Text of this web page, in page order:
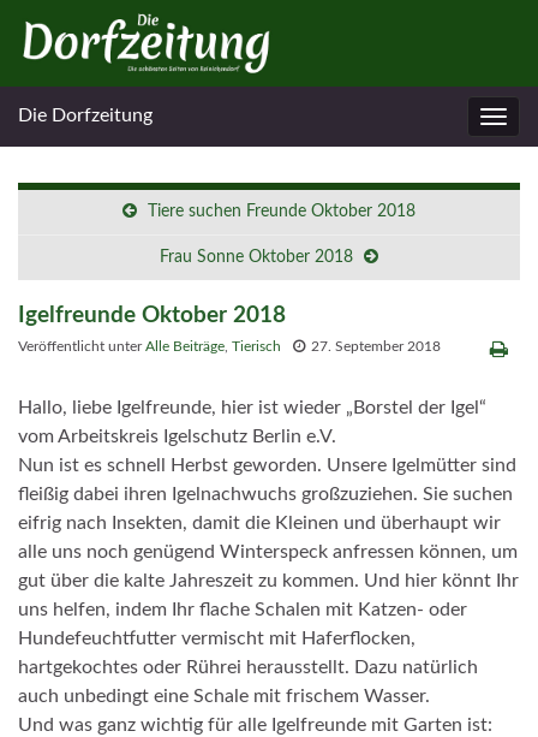
Die Dorfzeitung
Tiere suchen Freunde Oktober 2018
Frau Sonne Oktober 2018
Igelfreunde Oktober 2018
Veröffentlicht unterAlle Beiträge Tierisch 27. September 2018
Hallo, liebe Igelfreunde, hier ist wieder „Borstel der Igel“
vom Arbeitskreis Igelschutz Berlin e.V.
Nun ist es schnell Herbst geworden. Unsere Igelmütter sind
fleißig dabei ihren Igelnachwuchs großzuziehen. Sie suchen
eifrig nach Insekten, damit die Kleinen und überhaupt wir
alle uns noch genügend Winterspeck anfressen können, um
gut über die kalte Jahreszeit zu kommen. Und hier könnt Ihr
uns helfen, indem Ihr flache Schalen mit Katzen- oder
Hundefeuchtfutter vermischt mit Haferflocken,
hartgekochtes oder Rührei herausstellt. Dazu natürlich
auch unbedingt eine Schale mit frischem Wasser.
Und was ganz wichtig für alle Igelfreunde mit Garten ist: